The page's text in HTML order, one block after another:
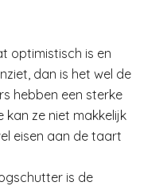
optimistisch is en
dan is het wel de
hebben een sterke
kan ze niet makkelijk
eisen aan de taart
is de